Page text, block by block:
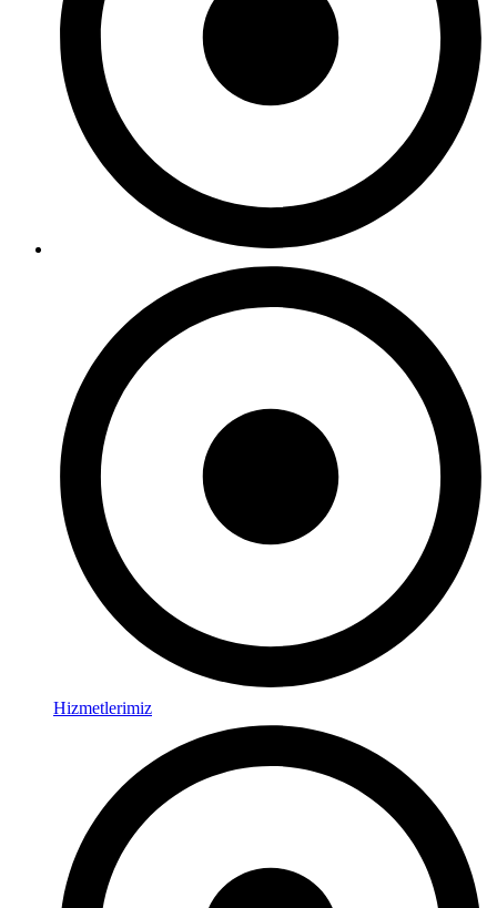
Hizmetlerimiz